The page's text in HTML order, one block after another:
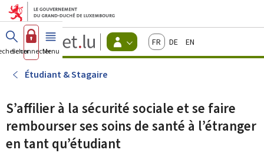
Aller au menu principal
Aller au contenu
Guichet.lu
Changer
d'espace
actif
FrançaisDeutschEnglish
Se connecterMenu principal
Étudiant & Stagaire
S’affilier à la sécurité sociale et se faire
rembourser ses soins de santé à l’étranger
en tant qu’étudiant